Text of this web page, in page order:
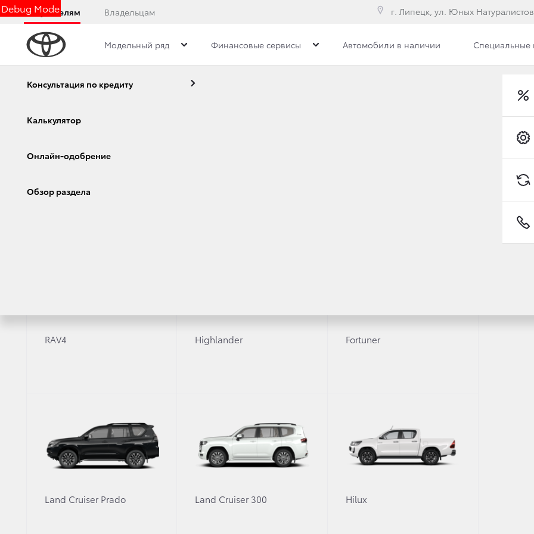
Debug Mode
Покупателям Владельцам г. Липецк, ул. Юных
Модельный ряд
RAV4 Highlander Fortuner
Land Cruiser Prado Land Cruiser 300 Hilux
Финансовые сервисы
Консультация по кредиту
Калькулятор
Онлайн-одобрение
Обзор раздела
Автомобили в наличии Специальные
Обзор Фото Комплектации
Оставьте заявку, и мы свяжемся с вами для уточнения деталей